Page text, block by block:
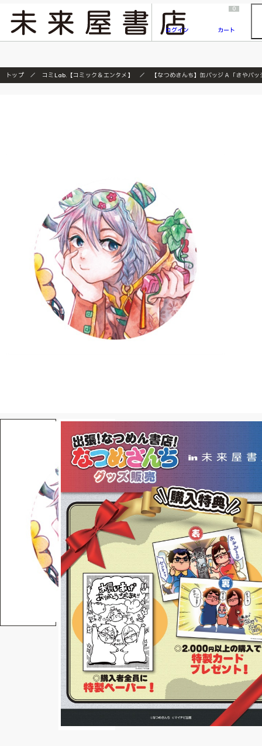
『ONE PIECE magazine 021 ONE PIECEカード付き同梱版』発売延期のご案内
ログイン
0
カート
トップ コミLab.【コミック＆エンタメ】 【なつめさんち】缶バッジＡ「さやバッ